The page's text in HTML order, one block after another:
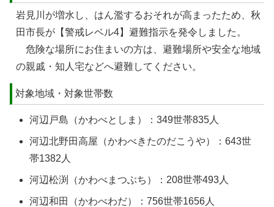
岩見川が増水し、はん濫するおそれが高まったため、秋
田市長が【警戒レベル4】避難指示を発令しました。
危険な場所にお住まいの方は、避難場所や安全な地域
の親戚・知人宅などへ避難してください。
対象地域・対象世帯数
河辺戸島（かわべとしま）：349世帯835人
河辺北野田高屋（かわべきたのだこうや）：643世
帯1382人
河辺松渕（かわべまつぶち）：208世帯493人
河辺和田（かわべわだ）：756世帯1656人